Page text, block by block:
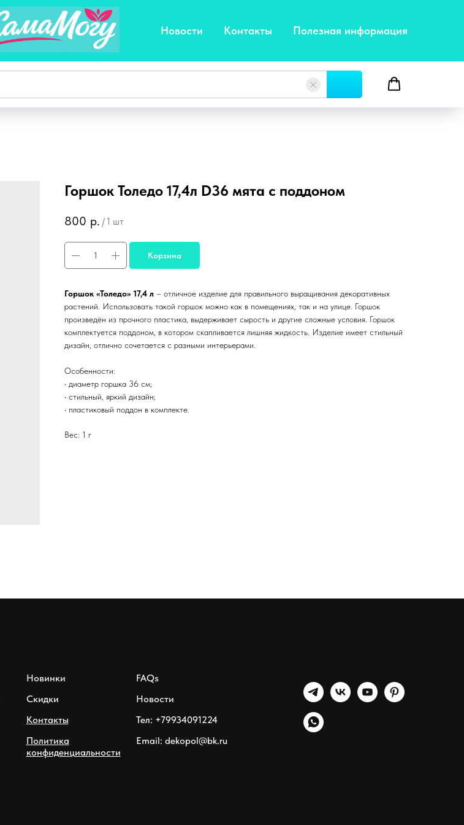
Новости Контакты Полезная информация
Горшок Толедо 17,4л D36 мята с поддоном
800 р. / 1 шт
Корзина
Горшок «Толедо» 17,4 л – отличное изделие для правильного выращивания декоративных
растений. Использовать такой горшок можно как в помещениях, так и на улице. Горшок
произведён из прочного пластика, выдерживает сырость и другие сложные условия. Горшок
комплектуется поддоном, в котором скапливается лишняя жидкость. Изделие имеет стильный
дизайн, отлично сочетается с разными интерьерами.
Особенности:
• диаметр горшка 36 см;
• стильный, яркий дизайн;
• пластиковый поддон в комплекте.
Вес: 1 г
Новинки
Скидки
Контакты
Политика
конфиденциальности
FAQs
Новости
Тел: +79934091224
Email: dekopol@bk.ru